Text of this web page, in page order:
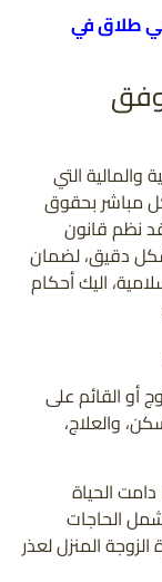
طلاق في
وفق
التي
مباشر بحقوق
نظم قانون
دقيق، لضمان
اليك أحكام
أو القائم على
والعلاج،
الحياة
الحاجات
المنزل لعذر